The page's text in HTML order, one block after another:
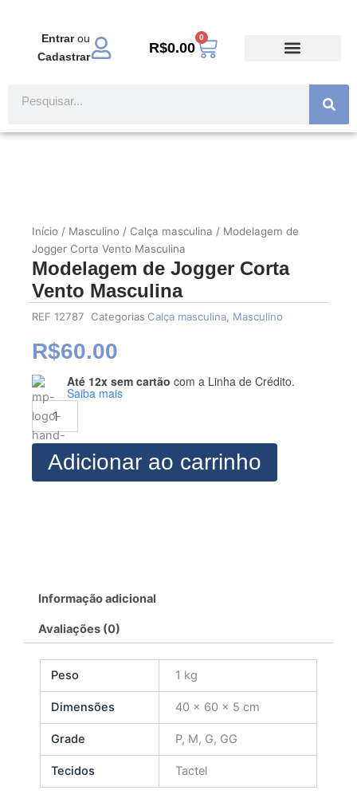
Entrarou
Cadastrar
R$0.00
0
Carrinho
Início / Masculino / Calça masculina / Modelagem de
Jogger Corta Vento Masculina
Modelagem de Jogger Corta
Vento Masculina
REF 12787 Categorias Calça masculina Masculino
R$60.00
Até 12x sem cartão com a Linha de Crédito.
Saiba mais
Modelagem
de
Jogger
Corta
Vento
Masculina
quantidade
Adicionar ao carrinho
Informação adicional
Avaliações (0)
Peso 1 kg
Dimensões 40 × 60 × 5 cm
Grade P, M, G, GG
Tecidos Tactel